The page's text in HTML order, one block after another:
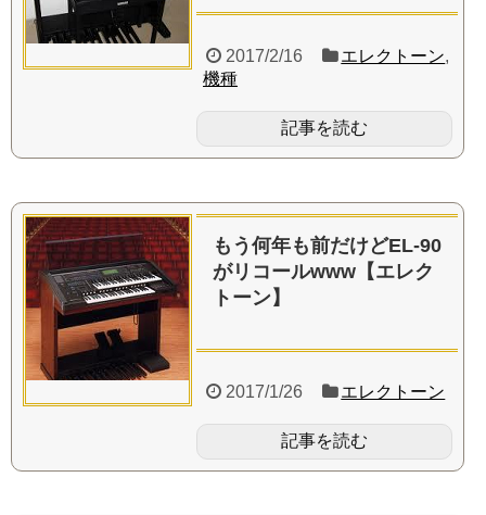
2017/2/16 エレクトーン,
機種
記事を読む
もう何年も前だけどEL-90
がリコールwww【エレク
トーン】
2017/1/26 エレクトーン
記事を読む